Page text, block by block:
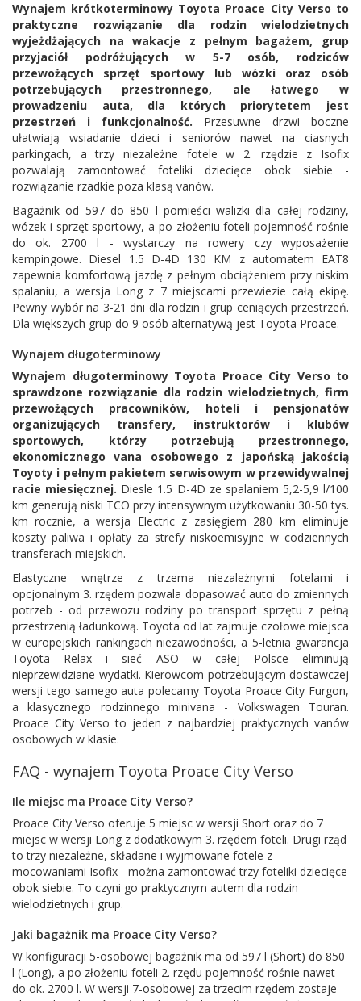
Wynajem krótkoterminowy Toyota Proace City Verso to
praktyczne rozwiązanie dla rodzin wielodzietnych
wyjeżdżających na wakacje z pełnym bagażem, grup
przyjaciół podróżujących w 5-7 osób, rodziców
przewożących sprzęt sportowy lub wózki oraz osób
potrzebujących przestronnego, ale łatwego w
prowadzeniu auta, dla których priorytetem jest
przestrzeń i funkcjonalność. Przesuwne drzwi boczne
ułatwiają wsiadanie dzieci i seniorów nawet na ciasnych
parkingach, a trzy niezależne fotele w 2. rzędzie z Isofix
pozwalają zamontować foteliki dziecięce obok siebie -
rozwiązanie rzadkie poza klasą vanów.
Bagażnik od 597 do 850 l pomieści walizki dla całej rodziny,
wózek i sprzęt sportowy, a po złożeniu foteli pojemność rośnie
do ok. 2700 l - wystarczy na rowery czy wyposażenie
kempingowe. Diesel 1.5 D-4D 130 KM z automatem EAT8
zapewnia komfortową jazdę z pełnym obciążeniem przy niskim
spalaniu, a wersja Long z 7 miejscami przewiezie całą ekipę.
Pewny wybór na 3-21 dni dla rodzin i grup ceniących przestrzeń.
Dla większych grup do 9 osób alternatywą jest Toyota Proace.
Wynajem długoterminowy
Wynajem długoterminowy Toyota Proace City Verso to
sprawdzone rozwiązanie dla rodzin wielodzietnych, firm
przewożących pracowników, hoteli i pensjonatów
organizujących transfery, instruktorów i klubów
sportowych, którzy potrzebują przestronnego,
ekonomicznego vana osobowego z japońską jakością
Toyoty i pełnym pakietem serwisowym w przewidywalnej
racie miesięcznej. Diesle 1.5 D-4D ze spalaniem 5,2-5,9 l/100
km generują niski TCO przy intensywnym użytkowaniu 30-50 tys.
km rocznie, a wersja Electric z zasięgiem 280 km eliminuje
koszty paliwa i opłaty za strefy niskoemisyjne w codziennych
transferach miejskich.
Elastyczne wnętrze z trzema niezależnymi fotelami i
opcjonalnym 3. rzędem pozwala dopasować auto do zmiennych
potrzeb - od przewozu rodziny po transport sprzętu z pełną
przestrzenią ładunkową. Toyota od lat zajmuje czołowe miejsca
w europejskich rankingach niezawodności, a 5-letnia gwarancja
Toyota Relax i sieć ASO w całej Polsce eliminują
nieprzewidziane wydatki. Kierowcom potrzebującym dostawczej
wersji tego samego auta polecamy Toyota Proace City Furgon,
a klasycznego rodzinnego minivana - Volkswagen Touran.
Proace City Verso to jeden z najbardziej praktycznych vanów
osobowych w klasie.
FAQ - wynajem Toyota Proace City Verso
Ile miejsc ma Proace City Verso?
Proace City Verso oferuje 5 miejsc w wersji Short oraz do 7
miejsc w wersji Long z dodatkowym 3. rzędem foteli. Drugi rząd
to trzy niezależne, składane i wyjmowane fotele z
mocowaniami Isofix - można zamontować trzy foteliki dziecięce
obok siebie. To czyni go praktycznym autem dla rodzin
wielodzietnych i grup.
Jaki bagażnik ma Proace City Verso?
W konfiguracji 5-osobowej bagażnik ma od 597 l (Short) do 850
l (Long), a po złożeniu foteli 2. rzędu pojemność rośnie nawet
do ok. 2700 l. W wersji 7-osobowej za trzecim rzędem zostaje